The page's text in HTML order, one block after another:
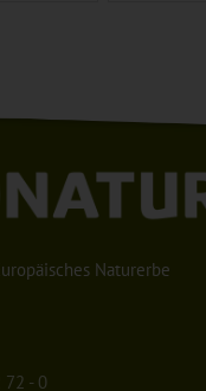
Naturerbe
72 - 0